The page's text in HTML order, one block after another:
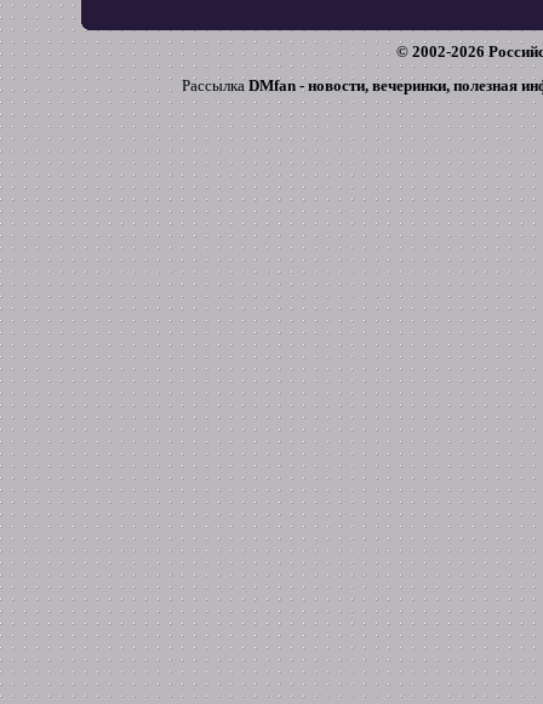
© 2002-2026
Рассылка DMfan - новости, вечеринки, полезная